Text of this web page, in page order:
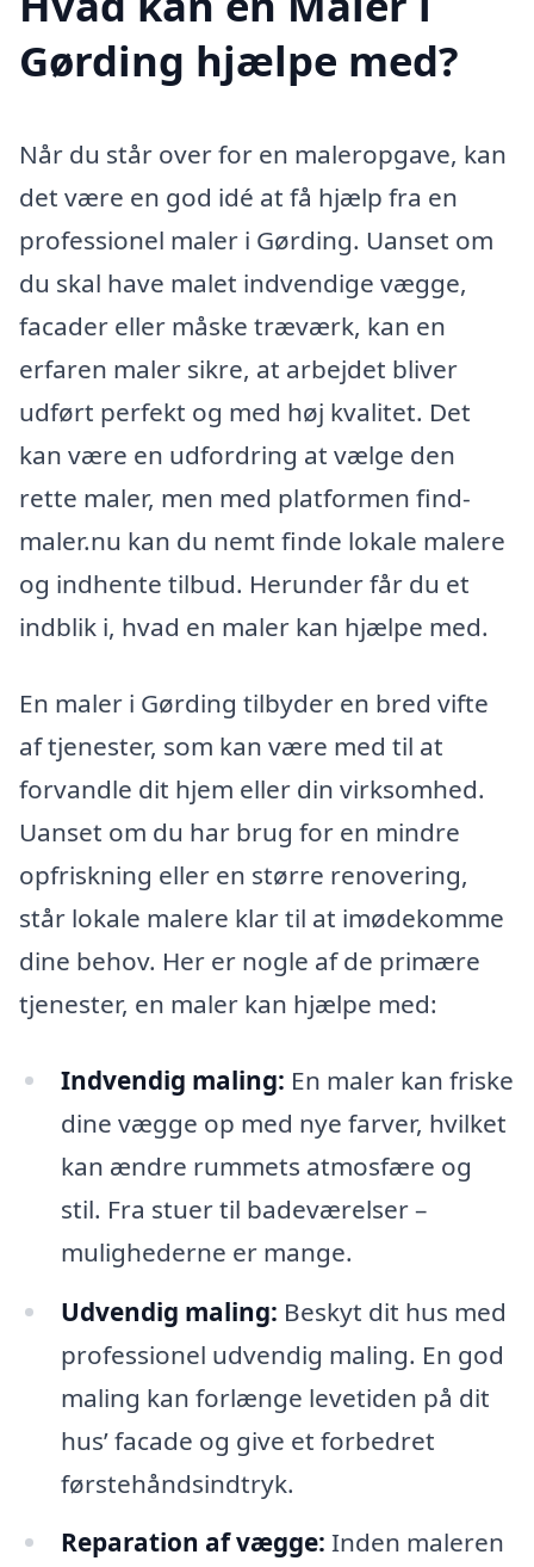
Gørding hjælpe med?
Når du står over for en maleropgave, kan
det være en god idé at få hjælp fra en
professionel maler i Gørding. Uanset om
du skal have malet indvendige vægge,
facader eller måske træværk, kan en
erfaren maler sikre, at arbejdet bliver
udført perfekt og med høj kvalitet. Det
kan være en udfordring at vælge den
rette maler, men med platformen find-
maler.nu kan du nemt finde lokale malere
og indhente tilbud. Herunder får du et
indblik i, hvad en maler kan hjælpe med.
En maler i Gørding tilbyder en bred vifte
af tjenester, som kan være med til at
forvandle dit hjem eller din virksomhed.
Uanset om du har brug for en mindre
opfriskning eller en større renovering,
står lokale malere klar til at imødekomme
dine behov. Her er nogle af de primære
tjenester, en maler kan hjælpe med:
Indvendig maling: En maler kan friske
dine vægge op med nye farver, hvilket
kan ændre rummets atmosfære og
stil. Fra stuer til badeværelser –
mulighederne er mange.
Udvendig maling: Beskyt dit hus med
professionel udvendig maling. En god
maling kan forlænge levetiden på dit
hus’ facade og give et forbedret
førstehåndsindtryk.
Reparation af vægge: Inden maleren